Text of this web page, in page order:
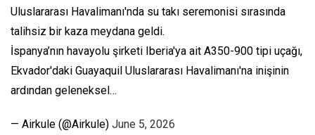
Uluslararası Havalimanı'nda su takı seremonisi sırasında
talihsiz bir kaza meydana geldi.
İspanya’nın havayolu şirketi Iberia'ya ait A350-900 tipi uçağı,
Ekvador'daki Guayaquil Uluslararası Havalimanı'na inişinin
ardından geleneksel…
— Airkule (@Airkule) June 5, 2026